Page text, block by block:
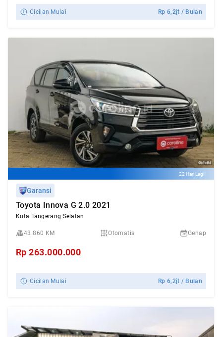
Cicilan Mulai Rp6,2jt / Bulan
22 Hari Lagi
Garansi
Toyota Innova G 2.0 2021
Kota Tangerang Selatan
43.860 KM Otomatis Genap
Rp263.000.000
Cicilan Mulai Rp6,2jt / Bulan